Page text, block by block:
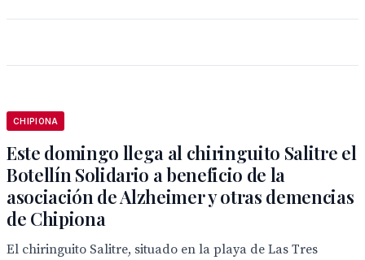
CHIPIONA
Este domingo llega al chiringuito Salitre el
Botellín Solidario a beneficio de la
asociación de Alzheimer y otras demencias
de Chipiona
El chiringuito Salitre, situado en la playa de Las Tres